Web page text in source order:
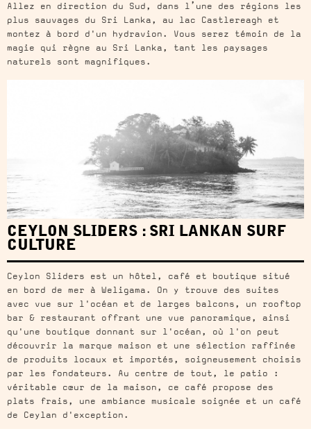
Allez en direction du Sud, dans l’une des régions les
plus sauvages du Sri Lanka, au lac Castlereagh et
montez à bord d'un hydravion. Vous serez témoin de la
magie qui règne au Sri Lanka, tant les paysages
naturels sont magnifiques.
CEYLON SLIDERS : SRI LANKAN SURF
CULTURE
Ceylon Sliders est un hôtel, café et boutique situé
en bord de mer à Weligama. On y trouve des suites
avec vue sur l'océan et de larges balcons, un rooftop
bar & restaurant offrant une vue panoramique, ainsi
qu'une boutique donnant sur l'océan, où l'on peut
découvrir la marque maison et une sélection raffinée
de produits locaux et importés, soigneusement choisis
par les fondateurs. Au centre de tout, le patio :
véritable cœur de la maison, ce café propose des
plats frais, une ambiance musicale soignée et un café
de Ceylan d'exception.